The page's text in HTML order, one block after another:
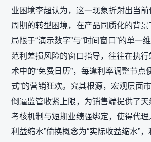
业困境李超认为，这一现象折射出当
周期的转型困境，在产品同质化的背
局限于“演示数字”与“时间窗口”的单一
范利差损风险的窗口指导，往往在执
术中的“免费日历”，每逢利率调整节点
式”的营销狂欢。究其根源，宏观层面
倒逼监管收紧上限，为销售端提供了
考核机制与短期业绩强绑定，使得代理
利益缩水”偷换概念为“实际收益缩水”